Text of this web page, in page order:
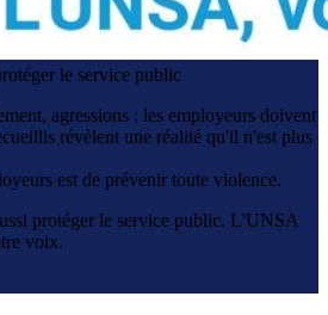
le service public
agressions : les employeurs doivent
révèlent une réalité qu'il n'est plus
est de prévenir toute violence.
protéger le service public. L'UNSA
voix.